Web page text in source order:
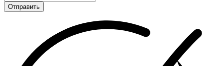
Отправить